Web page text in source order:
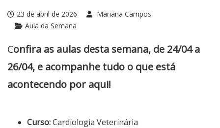
23 de abril de 2026
Mariana Campos
Aula da Semana
Confira as aulas desta semana, de 24/04 a
26/04, e acompanhe tudo o que está
acontecendo por aqui!
Curso:Cardiologia Veterinária